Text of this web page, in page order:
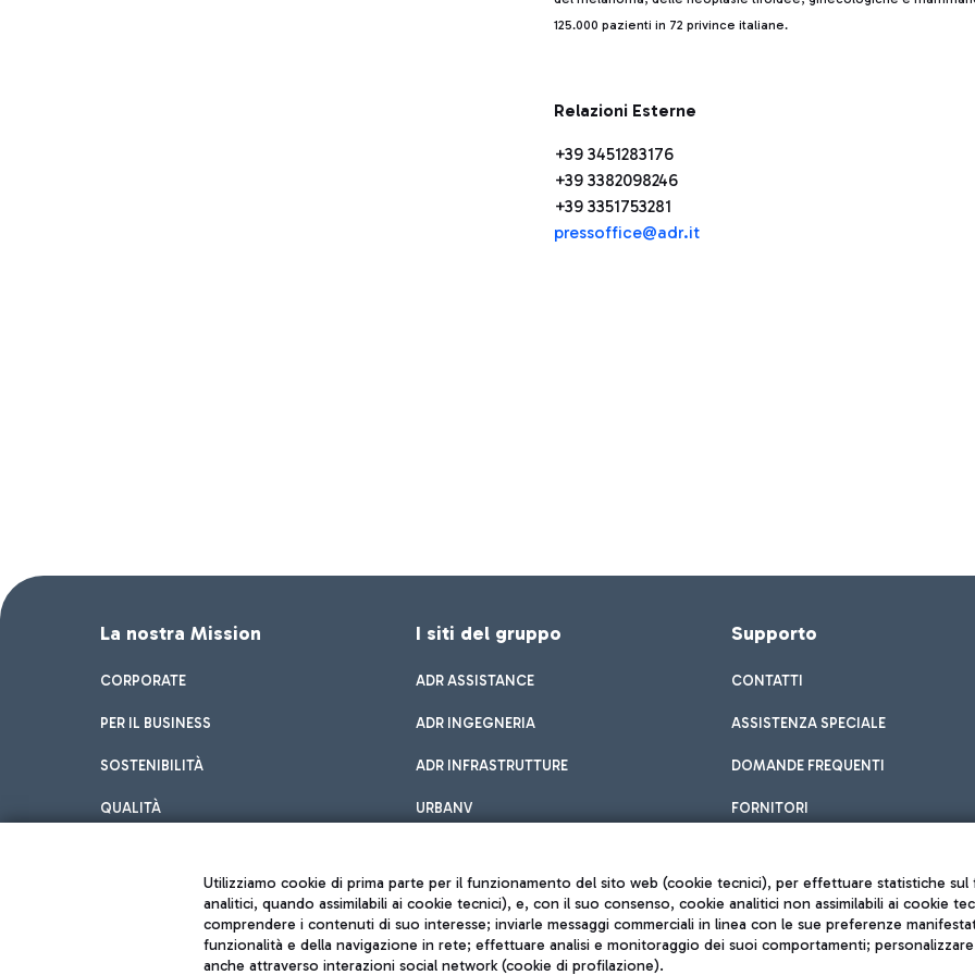
125.000 pazienti in 72 privince italiane.
Relazioni Esterne
+39 3451283176
+39 3382098246
+39 3351753281
pressoffice@adr.it
La nostra Mission
CORPORATE
PER IL BUSINESS
SOSTENIBILITÀ
QUALITÀ
I siti del gruppo
ADR ASSISTANCE
ADR INGEGNERIA
ADR INFRASTRUTTURE
URBANV
Supporto
CONTATTI
ASSISTENZA SPECIALE
DOMANDE FREQUENTI
FORNITORI
Utilizziamo cookie di prima parte per il funzionamento del sito web (cookie tecnici), per effettuare statistiche
analitici, quando assimilabili ai cookie tecnici), e, con il suo consenso, cookie analitici non assimilabili ai cookie
comprendere i contenuti di suo interesse; inviarle messaggi commerciali in linea con le sue preferenze
funzionalità e della navigazione in rete; effettuare analisi e monitoraggio dei suoi comportamenti;
anche attraverso interazioni social network (cookie di profilazione).